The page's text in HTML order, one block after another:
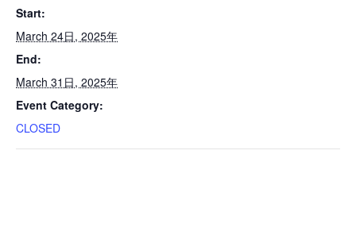
Start:
March 24日, 2025年
End:
March 31日, 2025年
Event Category:
CLOSED